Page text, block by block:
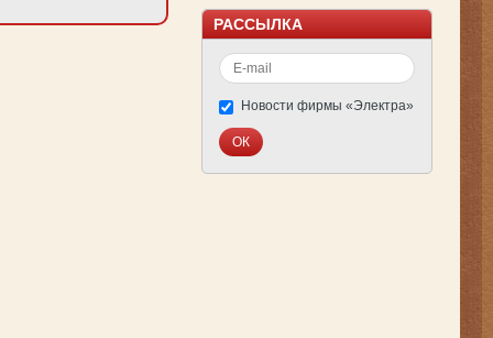
РАССЫЛКА
Новости фирмы «Электра»